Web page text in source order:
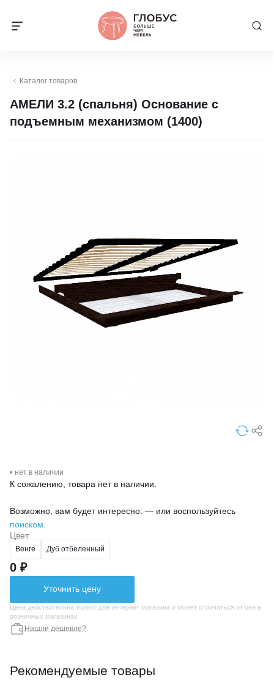
Каталог товаров
АМЕЛИ 3.2 (спальня) Основание с
подъемным механизмом (1400)
нет в наличии
К сожалению, товара нет в наличии.
Возможно, вам будет интересно: — или воспользуйтесь
поиском.
Цвет
Венге Дуб отбеленный
0 ₽
Уточнить цену
Цена действительна только для интернет магазина и может отличаться от цен в
розничных магазинах
Нашли дешевле?
Рекомендуемые товары